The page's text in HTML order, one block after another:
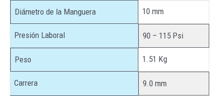
Diámetro de la Manguera 10 mm
Presión Laboral 90 – 115 Psi
Peso 1.51 Kg
Carrera 9.0 mm